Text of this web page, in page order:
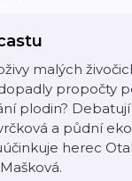
malých
propočty
plodin?
a půdní
herec